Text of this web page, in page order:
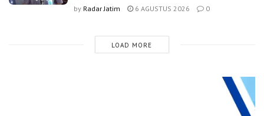
by Radar Jatim 6 AGUSTUS 2026 0
LOAD MORE